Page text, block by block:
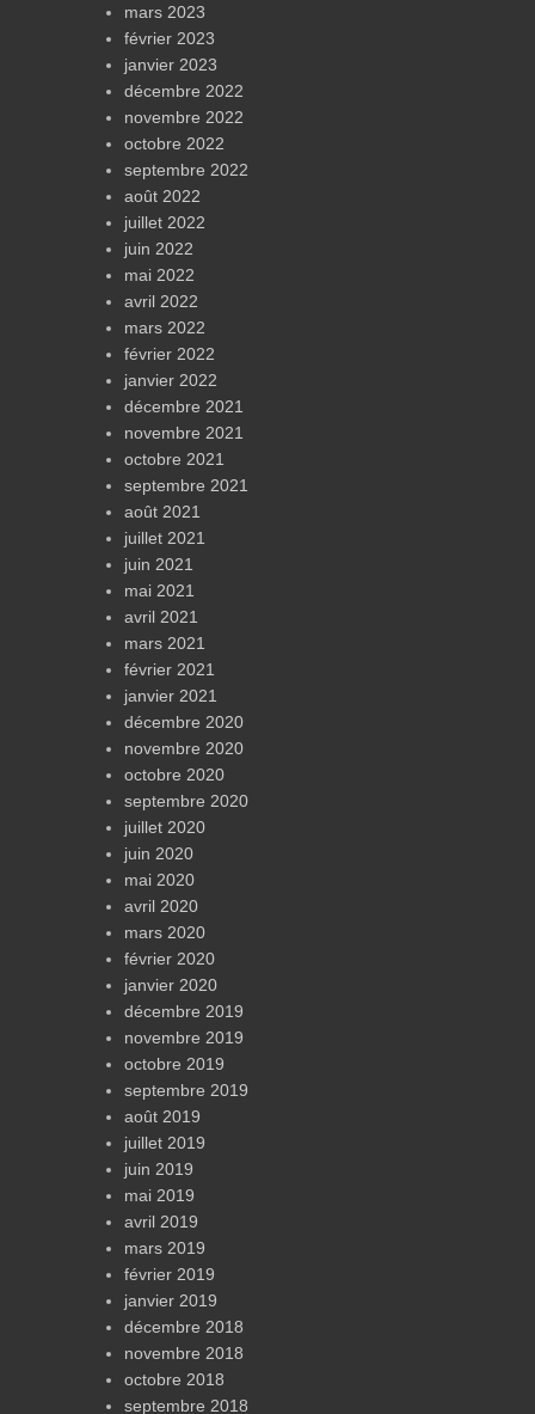
mars 2023
février 2023
janvier 2023
décembre 2022
novembre 2022
octobre 2022
septembre 2022
août 2022
juillet 2022
juin 2022
mai 2022
avril 2022
mars 2022
février 2022
janvier 2022
décembre 2021
novembre 2021
octobre 2021
septembre 2021
août 2021
juillet 2021
juin 2021
mai 2021
avril 2021
mars 2021
février 2021
janvier 2021
décembre 2020
novembre 2020
octobre 2020
septembre 2020
juillet 2020
juin 2020
mai 2020
avril 2020
mars 2020
février 2020
janvier 2020
décembre 2019
novembre 2019
octobre 2019
septembre 2019
août 2019
juillet 2019
juin 2019
mai 2019
avril 2019
mars 2019
février 2019
janvier 2019
décembre 2018
novembre 2018
octobre 2018
septembre 2018